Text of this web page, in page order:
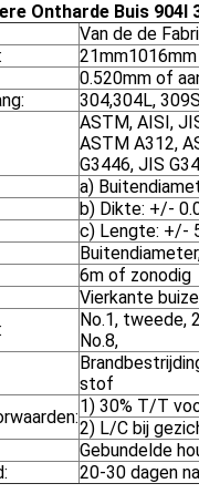
Ontharde Buis
Van de de
0.520mm of
304,304L,
ASTM, AISI,
ASTM A312,
G3446, JIS
a)
b) Dikte: +/-
c) Lengte: +/-
6m of zonodig
Vierkante
No.1, tweede,
No.8,
stof
1) 30% T/T
2) L/C bij
Gebundelde
20-30 dagen